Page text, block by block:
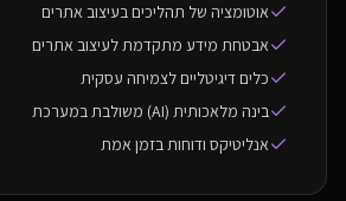
אוטומציה של תהליכים בעיצוב אתרים
אבטחת מידע מתקדמת לעיצוב אתרים
כלים דיגיטליים לצמיחה עסקית
בינה מלאכותית (AI) משולבת במערכת
אנליטיקס ודוחות בזמן אמת